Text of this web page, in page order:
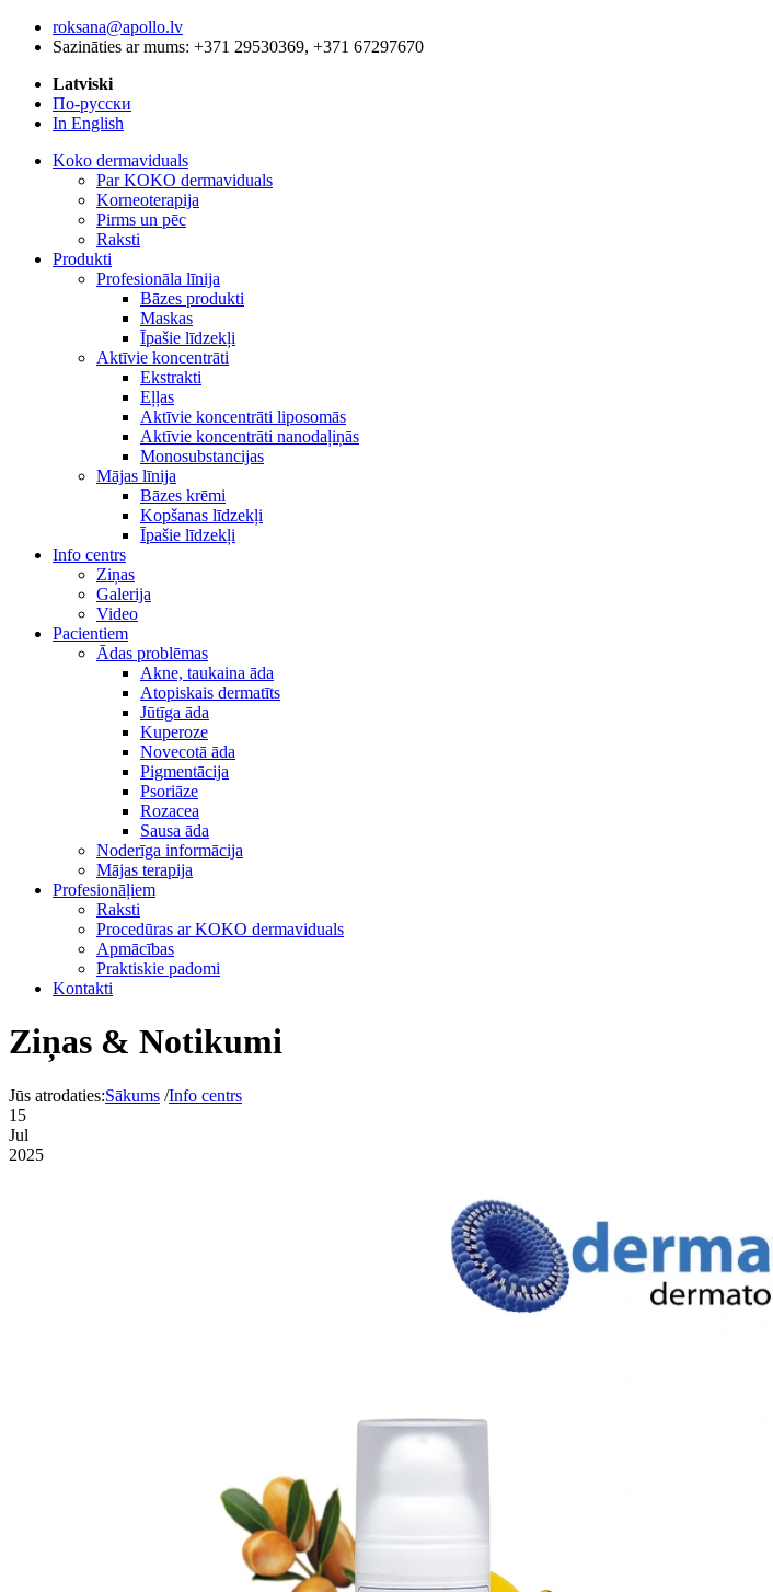
roksana@apollo.lv
Sazināties ar mums: +371 29530369, +371 67297670
Latviski
По-русски
In English
Koko dermaviduals
Par KOKO dermaviduals
Korneoterapija
Pirms un pēc
Raksti
Produkti
Profesionāla līnija
Bāzes produkti
Maskas
Īpašie līdzekļi
Aktīvie koncentrāti
Ekstrakti
Eļļas
Aktīvie koncentrāti liposomās
Aktīvie koncentrāti nanodaļiņās
Monosubstancijas
Mājas līnija
Bāzes krēmi
Kopšanas līdzekļi
Īpašie līdzekļi
Info centrs
Ziņas
Galerija
Video
Pacientiem
Ādas problēmas
Akne, taukaina āda
Atopiskais dermatīts
Jūtīga āda
Kuperoze
Novecotā āda
Pigmentācija
Psoriāze
Rozacea
Sausa āda
Noderīga informācija
Mājas terapija
Profesionāļiem
Raksti
Procedūras ar KOKO dermaviduals
Apmācības
Praktiskie padomi
Kontakti
Ziņas & Notikumi
Jūs atrodaties:Sākums /Info centrs
15
Jul
2025